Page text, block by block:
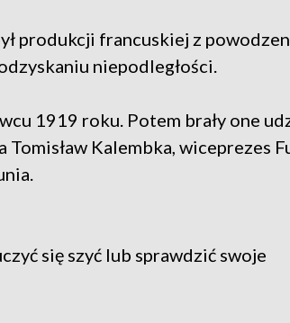
produkcji francuskiej z
niepodległości.
1919 roku. Potem brały one
Kalembka, wiceprezes
się szyć lub sprawdzić swoje